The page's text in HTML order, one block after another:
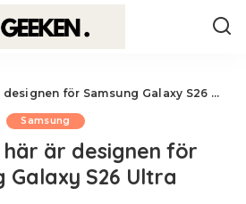
för Samsung Galaxy S26 Ultra
Samsung
är designen för
Galaxy S26 Ultra